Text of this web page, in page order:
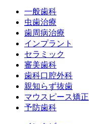
一般歯科
虫歯治療
歯周病治療
インプラント
セラミック
審美歯科
歯科口腔外科
親知らず抜歯
マウスピース矯正
予防歯科